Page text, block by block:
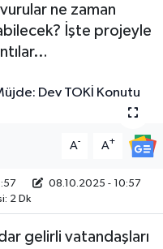
ne zaman
İşte projeyle
A- A+
08.10.2025 - 10:57
2 Dk
gelirli vatandaşları